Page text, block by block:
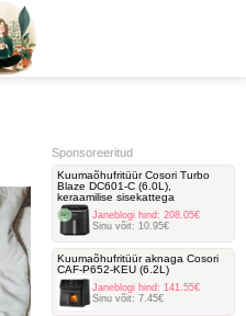
Sponsoreeritud
Kuumaõhufritüür Cosori Turbo
Blaze DC601-C ‎(6.0L),
keraamilise sisekattega
Janeblogi hind: 208.05€
Sinu võit: 10.95€
Kuumaõhufritüür aknaga Cosori
‎CAF-P652-KEU (6.2L)
Janeblogi hind: 141.55€
Sinu võit: 7.45€